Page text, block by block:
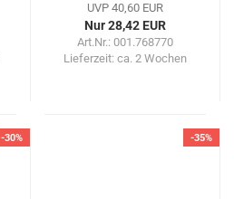
UVP 40,60 EUR
Nur 28,42 EUR
Art.Nr.: 001.768770
Lieferzeit: ca. 2 Wochen
-30% -35%